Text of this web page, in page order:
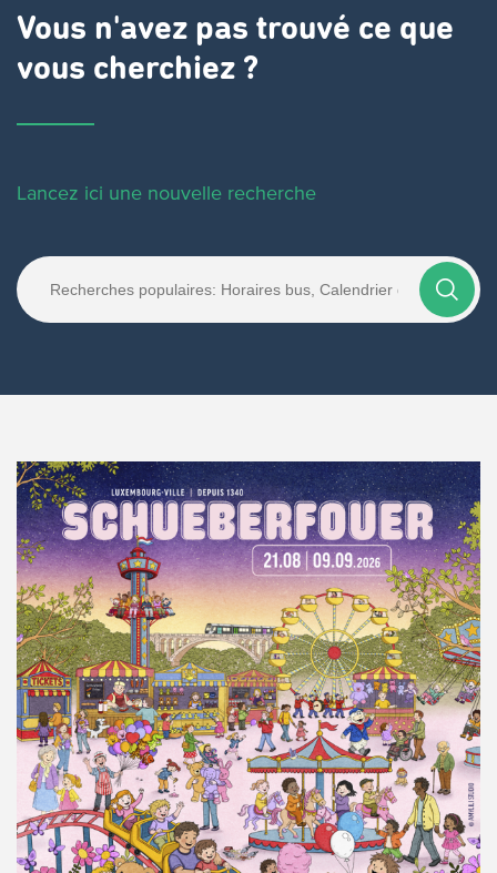
Vous n'avez pas trouvé ce que
vous cherchiez ?
Lancez ici une nouvelle recherche